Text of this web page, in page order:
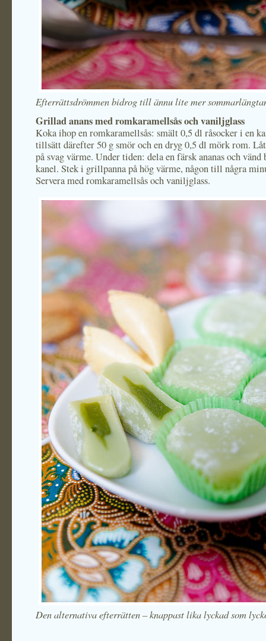
Efterrättsdrömmen bidrog till ännu lite mer
Grillad anans med romkaramellsås och vaniljglass
Koka ihop en romkaramellsås: smält 0,5 dl råsocker i en
tillsätt därefter 50 g smör och en dryg 0,5 dl mörk rom.
på svag värme. Under tiden: dela en färsk ananas och
kanel. Stek i grillpanna på hög värme, någon till några
Servera med romkaramellsås och vaniljglass.
Den alternativa efterrätten – knappast lika lyckad som